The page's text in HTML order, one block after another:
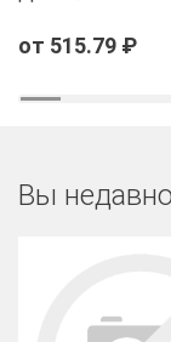
от 515.79 ₽
Вы